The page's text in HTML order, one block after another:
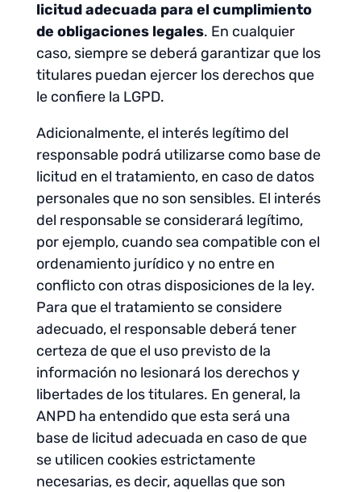
licitud adecuada para el cumplimiento
de obligaciones legales. En cualquier
caso, siempre se deberá garantizar que los
titulares puedan ejercer los derechos que
le confiere la LGPD.
Adicionalmente, el interés legítimo del
responsable podrá utilizarse como base de
licitud en el tratamiento, en caso de datos
personales que no son sensibles. El interés
del responsable se considerará legítimo,
por ejemplo, cuando sea compatible con el
ordenamiento jurídico y no entre en
conflicto con otras disposiciones de la ley.
Para que el tratamiento se considere
adecuado, el responsable deberá tener
certeza de que el uso previsto de la
información no lesionará los derechos y
libertades de los titulares. En general, la
ANPD ha entendido que esta será una
base de licitud adecuada en caso de que
se utilicen cookies estrictamente
necesarias, es decir, aquellas que son